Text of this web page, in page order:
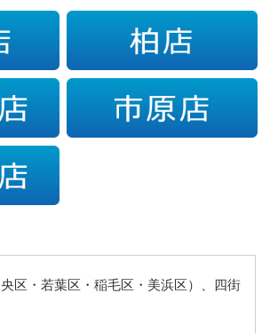
区・若葉区・稲毛区・美浜区）、四街